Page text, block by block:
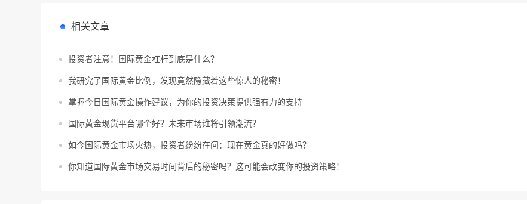
相关文章
投资者注意！国际黄金杠杆到底是什么？
我研究了国际黄金比例，发现竟然隐藏着这些惊人的秘密！
掌握今日国际黄金操作建议，为你的投资决策提供强有力的支持
国际黄金现货平台哪个好？未来市场谁将引领潮流？
如今国际黄金市场火热，投资者纷纷在问：现在黄金真的好做吗？
你知道国际黄金市场交易时间背后的秘密吗？这可能会改变你的投资策略！